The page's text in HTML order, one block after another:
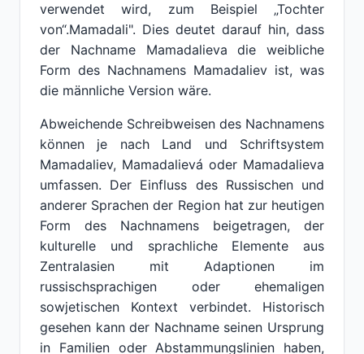
verwendet wird, zum Beispiel „Tochter
von“.Mamadali". Dies deutet darauf hin, dass
der Nachname Mamadalieva die weibliche
Form des Nachnamens Mamadaliev ist, was
die männliche Version wäre.
Abweichende Schreibweisen des Nachnamens
können je nach Land und Schriftsystem
Mamadaliev, Mamadalievá oder Mamadalieva
umfassen. Der Einfluss des Russischen und
anderer Sprachen der Region hat zur heutigen
Form des Nachnamens beigetragen, der
kulturelle und sprachliche Elemente aus
Zentralasien mit Adaptionen im
russischsprachigen oder ehemaligen
sowjetischen Kontext verbindet. Historisch
gesehen kann der Nachname seinen Ursprung
in Familien oder Abstammungslinien haben,